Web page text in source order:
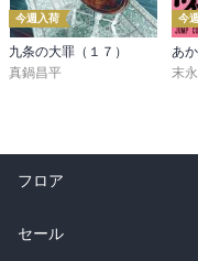
今週入荷
九条の大罪（１７）
真鍋昌平
今
あ
末
フロア
総合
セール